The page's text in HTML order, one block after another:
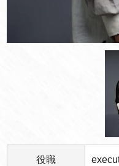
役職